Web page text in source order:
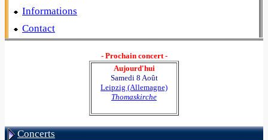
Informations
Contact
- Prochain concert -
Aujourd'hui
Samedi 8 Août
Leipzig (Allemagne)
Thomaskirche
Concerts